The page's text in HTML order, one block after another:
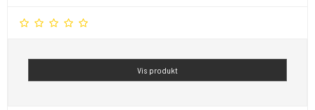
Vis produkt